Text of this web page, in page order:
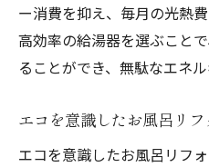
ー消費を抑え、毎月の光熱
高効率の給湯器を選ぶこと
ることができ、無駄なエネ
エコを意識したお風呂リ
エコを意識したお風呂リフ